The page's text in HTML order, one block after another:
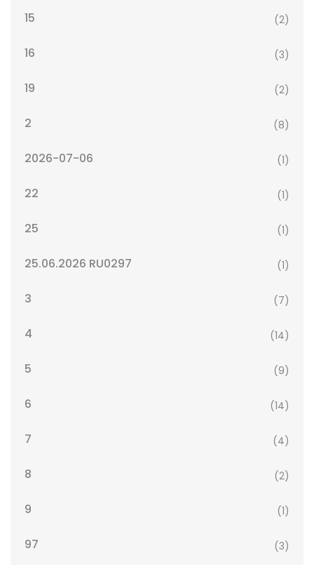
15 (2)
16 (3)
19 (2)
2 (8)
2026-07-06 (1)
22 (1)
25 (1)
25.06.2026 RU0297 (1)
3 (7)
4 (14)
5 (9)
6 (14)
7 (4)
8 (2)
9 (1)
97 (3)